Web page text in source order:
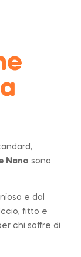
Nano sono
e dal
fitto e
chi soffre di